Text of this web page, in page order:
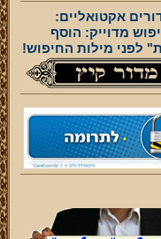
אקטואליים:
מדוייק: הוסף
לפני מילות החיפוש!